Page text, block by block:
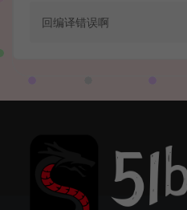
回编译错误啊